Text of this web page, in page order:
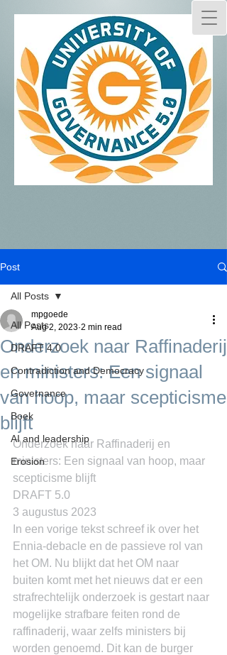
Post
All Posts
DRAFT 4.0
Contradiction and Democracy
Governance
Boek
AI and leadership
Erosion
All Posts
Onderzoek naar Raffinaderij
en ministers: Een signaal
van hoop, maar scepticisme
blijft
mpgoede
Aug 2, 2023 2 min read
Onderzoek naar Raffinaderij en
ministers: Een signaal van hoop, maar
scepticisme blijft
DRAFT 5.0
3 augustus 2023
In een vorige tekst schreef ik over het
Ennia-debacle en de passieve rol van
het OM. Nu blijkt dat het OM naar
buiten komt met het nieuws dat er een
strafrechtelijk onderzoek is gestart naar
mogelijke strafbare feiten rond de
raffinaderij, waar zelfs ministers bij
worden genoemd. Dit kan de burger